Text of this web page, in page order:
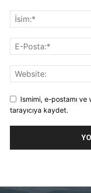
Ismimi, e-postamı
tarayıcıya kaydet.